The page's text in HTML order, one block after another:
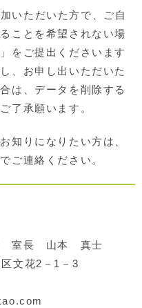
いただいた方で、ご自
ことを希望されない場
をご提出くださいます
、お申し出いただいた
は、データを削除する
了承願います。
知りになりたい方は、
ご連絡ください。
室長 山本 真士
文花2－1－3